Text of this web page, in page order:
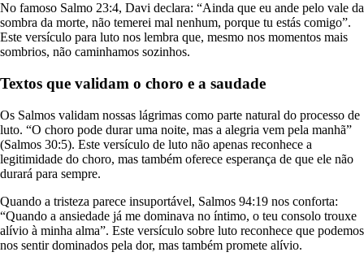
No famoso Salmo 23:4, Davi declara: “Ainda que eu ande pelo vale da
sombra da morte, não temerei mal nenhum, porque tu estás comigo”.
Este versículo para luto nos lembra que, mesmo nos momentos mais
sombrios, não caminhamos sozinhos.
Textos que validam o choro e a saudade
Os Salmos validam nossas lágrimas como parte natural do processo de
luto. “O choro pode durar uma noite, mas a alegria vem pela manhã”
(Salmos 30:5). Este versículo de luto não apenas reconhece a
legitimidade do choro, mas também oferece esperança de que ele não
durará para sempre.
Quando a tristeza parece insuportável, Salmos 94:19 nos conforta:
“Quando a ansiedade já me dominava no íntimo, o teu consolo trouxe
alívio à minha alma”. Este versículo sobre luto reconhece que podemos
nos sentir dominados pela dor, mas também promete alívio.